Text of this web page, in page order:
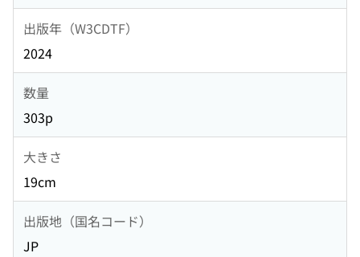
出版年（W3CDTF）
2024
数量
303p
大きさ
19cm
出版地（国名コード）
JP